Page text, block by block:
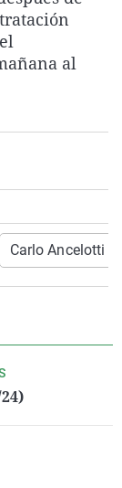
de los vientos
viajera
al
Carlo Ancelotti